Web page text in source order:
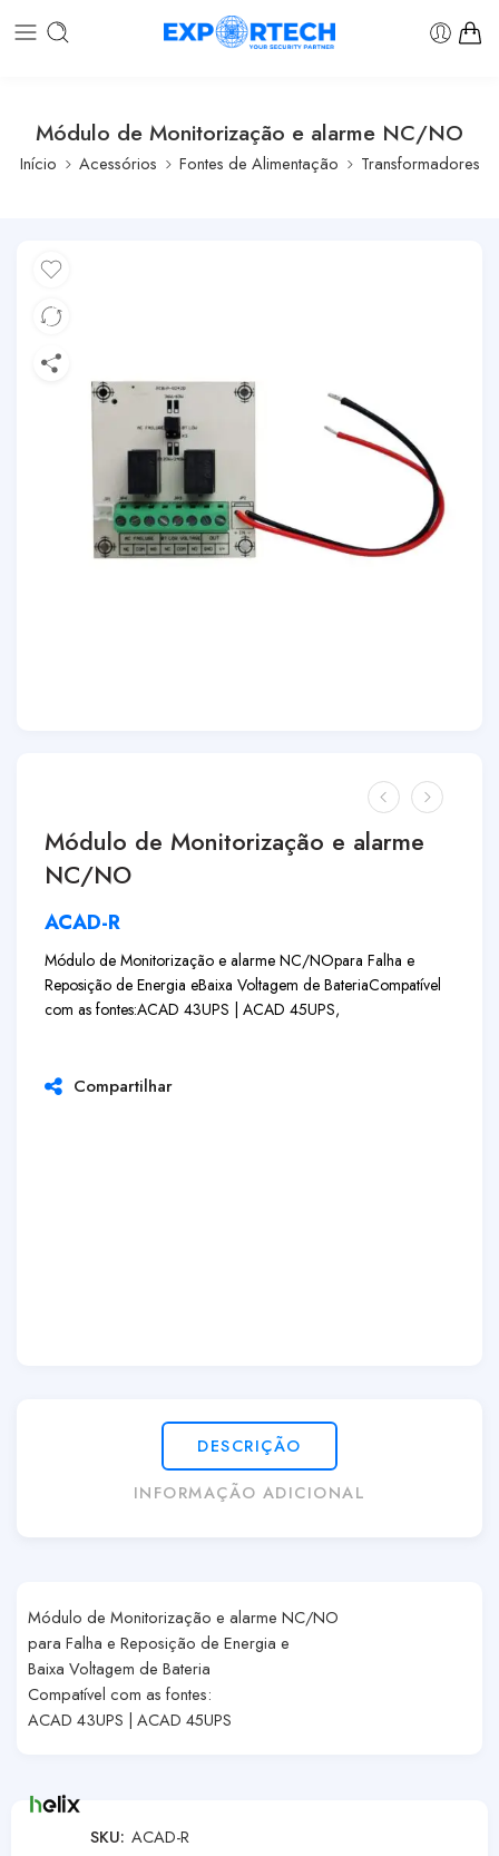
Módulo de Monitorização e alarme NC/NO
Início Acessórios Fontes de Alimentação Transformadores
Módulo de Monitorização e alarme
NC/NO
ACAD-R
Módulo de Monitorização e alarme NC/NOpara Falha e
Reposição de Energia eBaixa Voltagem de BateriaCompatível
com as fontes:ACAD 43UPS | ACAD 45UPS,
Compartilhar
DESCRIÇÃO
INFORMAÇÃO ADICIONAL
Módulo de Monitorização e alarme NC/NO
para Falha e Reposição de Energia e
Baixa Voltagem de Bateria
Compatível com as fontes:
ACAD 43UPS | ACAD 45UPS
SKU: ACAD-R